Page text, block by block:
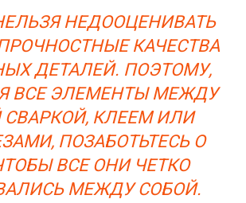
НЕДООЦЕНИВАТЬ
КАЧЕСТВА
ДЕТАЛЕЙ. ПОЭТОМУ,
ВСЕ ЭЛЕМЕНТЫ МЕЖДУ
СВАРКОЙ, КЛЕЕМ ИЛИ
ПОЗАБОТЬТЕСЬ О
ВСЕ ОНИ ЧЕТКО
МЕЖДУ СОБОЙ.